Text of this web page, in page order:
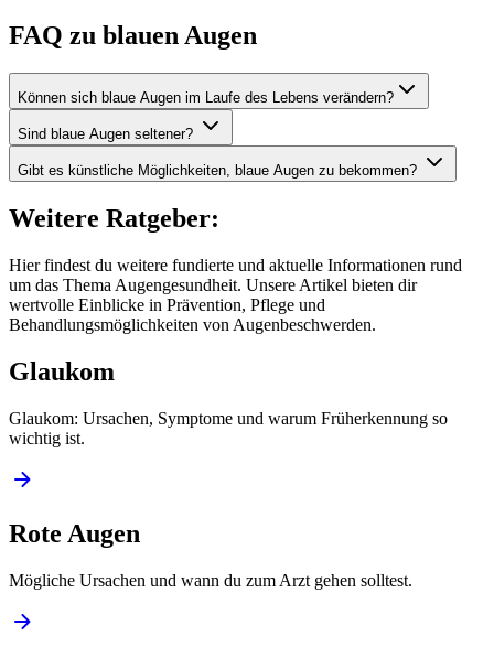
FAQ zu blauen Augen
Können sich blaue Augen im Laufe des Lebens verändern?
Sind blaue Augen seltener?
Gibt es künstliche Möglichkeiten, blaue Augen zu bekommen?
Weitere Ratgeber:
Hier findest du weitere fundierte und aktuelle Informationen rund
um das Thema Augengesundheit. Unsere Artikel bieten dir
wertvolle Einblicke in Prävention, Pflege und
Behandlungsmöglichkeiten von Augenbeschwerden.
Glaukom
Glaukom: Ursachen, Symptome und warum Früherkennung so
wichtig ist.
Rote Augen
Mögliche Ursachen und wann du zum Arzt gehen solltest.